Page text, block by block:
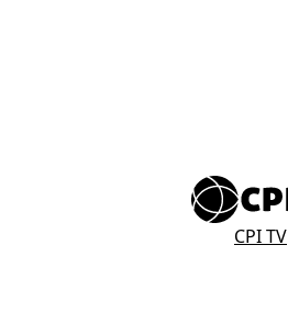
CPI TV